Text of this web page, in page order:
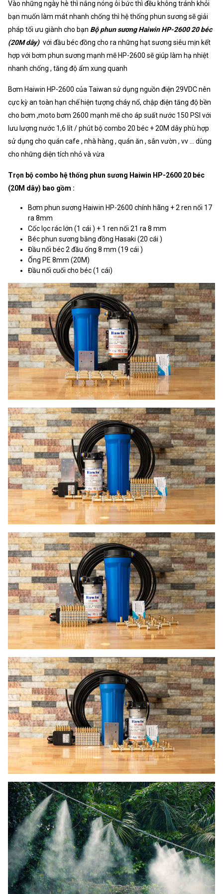
Vào những ngày hè thì nắng nóng ôi bức thì đều không tránh khỏi
bạn muốn làm mát nhanh chống thì hệ thống phun sương sẽ giải
pháp tối ưu giành cho bạn Bộ phun sương Haiwin HP-2600 20 béc
(20M dây) với đầu béc đồng cho ra những hạt sương siêu mịn kết
hợp với bơm phun sương mạnh mẽ HP-2600 sẽ giúp làm hạ nhiệt
nhanh chống , tăng độ ẩm xung quanh
Bơm Haiwin HP-2600 của Taiwan sử dụng nguồn điện 29VDC nên
cực kỳ an toàn hạn chế hiện tượng cháy nổ, chập điện tăng độ bền
cho bơm ,moto bơm 2600 mạnh mẽ cho áp suất nước 150 PSI với
lưu lượng nước 1,6 lít / phút bộ combo 20 béc + 20M dây phù hợp
sử dụng cho quán cafe , nhà hàng , quán ăn , sân vườn , vv ... dùng
cho những diện tích nhỏ và vừa
Trọn bộ combo hệ thống phun sương Haiwin HP-2600 20 béc
(20M dây) bao gồm :
Bơm phun sương Haiwin HP-2600 chính hãng + 2 ren nối 17
ra 8mm
Cốc lọc rác lớn (1 cái ) + 1 ren nối 21 ra 8 mm
Béc phun sương bằng đồng Hasaki (20 cái )
Đầu nối béc 2 đầu ống 8 mm (19 cái )
Ống PE 8mm (20M)
Đầu nối cuối cho béc (1 cái)